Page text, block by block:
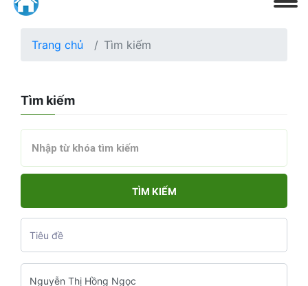
Trang chủ Tìm kiếm
Tìm kiếm
TÌM KIẾM